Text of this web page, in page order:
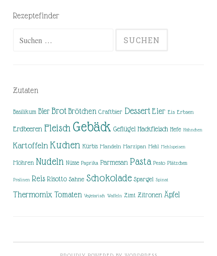
Rezeptefinder
Zutaten
Basilikum Bier Brot Brötchen Craftbier Dessert Eier Eis Erbsen
Erdbeeren Fleisch Gebäck Geflügel Hackfleisch Hefe Hähnchen
Kartoffeln Kuchen Kürbis Mandeln Marzipan Mehl Mehlspeisen
Möhren Nudeln Nüsse Paprika Parmesan Pasta Pesto Plätzchen
Pralinen Reis Risotto Sahne Schokolade Spargel Spinat
Thermomix Tomaten Vegetarisch Waffeln Zimt Zitronen Äpfel